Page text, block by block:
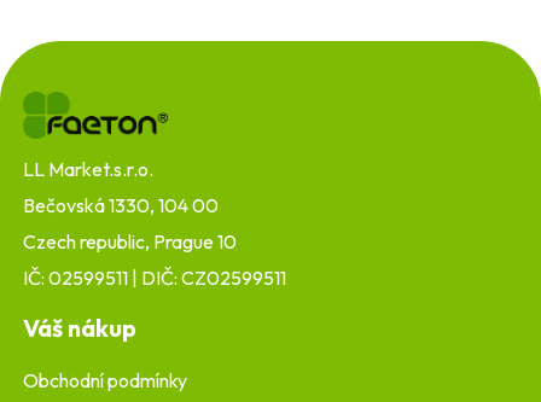
á
p
LL Market.s.r.o.
Bečovská 1330, 104 00
Czech republic, Prague 10
IČ: 02599511 | DIČ: CZ02599511
Váš nákup
Obchodní podmínky